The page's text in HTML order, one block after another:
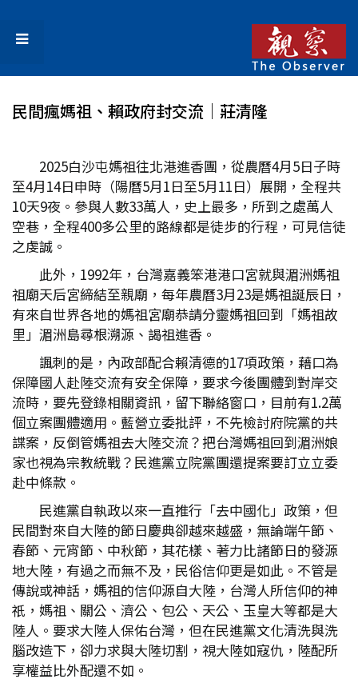
民間瘋媽祖、賴政府封交流│莊清隆
2025白沙屯媽祖往北港進香團，從農曆4月5日子時
至4月14日申時（陽曆5月1日至5月11日）展開，全程共
10天9夜。參與人數33萬人，史上最多，所到之處萬人
空巷，全程400多公里的路線都是徒步的行程，可見信徒
之虔誠。
此外，1992年，台灣嘉義笨港港口宮就與湄洲媽祖
祖廟天后宮締結至親廟，每年農曆3月23是媽祖誕辰日，
有來自世界各地的媽祖宮廟恭請分靈媽祖回到「媽祖故
里」湄洲島尋根溯源、謁祖進香。
諷刺的是，內政部配合賴清德的17項政策，藉口為
保障國人赴陸交流有安全保障，要求今後團體到對岸交
流時，要先登錄相關資訊，留下聯絡窗口，目前有1.2萬
個立案團體適用。藍營立委批評，不先檢討府院黨的共
諜案，反倒管媽祖去大陸交流？把台灣媽祖回到湄洲娘
家也視為宗教統戰？民進黨立院黨團還提案要訂立立委
赴中條款。
民進黨自執政以來一直推行「去中國化」政策，但
民間對來自大陸的節日慶典卻越來越盛，無論端午節、
春節、元宵節、中秋節，其花樣、著力比諸節日的發源
地大陸，有過之而無不及，民俗信仰更是如此。不管是
傳說或神話，媽祖的信仰源自大陸，台灣人所信仰的神
祇，媽祖、關公、濟公、包公、天公、玉皇大等都是大
陸人。要求大陸人保佑台灣，但在民進黨文化清洗與洗
腦改造下，卻力求與大陸切割，視大陸如寇仇，陸配所
享權益比外配還不如。